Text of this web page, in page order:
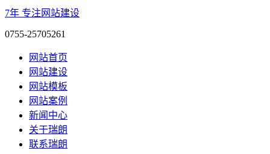
7年 专注网站建设
0755-25705261
网站首页
网站建设
网站模板
网站案例
新闻中心
关于瑞朗
联系瑞朗